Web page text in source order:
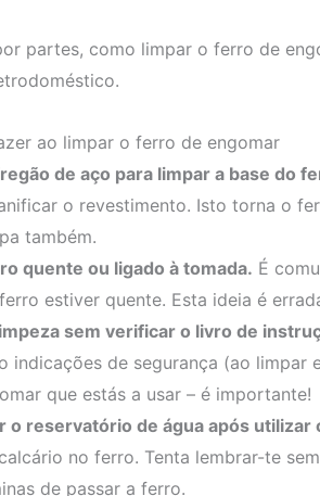
partes, como limpar o ferro de
ao limpar o ferro de engomar
de aço para limpar a base do
o revestimento. Isto torna o
também.
quente ou ligado à tomada. É
estiver quente. Esta ideia é
sem verificar o livro de
indicações de segurança (ao limpar
que estás a usar – é importante!
o reservatório de água após
no ferro. Tenta lembrar-te
de passar a ferro.